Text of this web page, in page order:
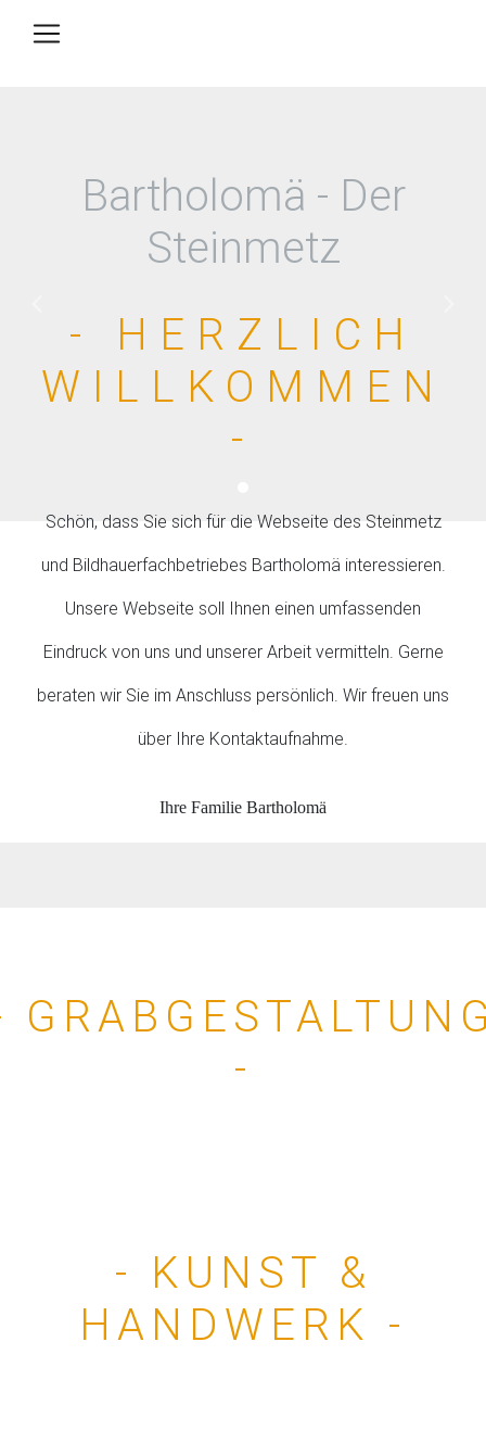
Bartholomä - Der
Steinmetz
- HERZLICH
WILLKOMMEN
-
Schön, dass Sie sich für die Webseite des Steinmetz
und Bildhauerfachbetriebes Bartholomä interessieren.
Unsere Webseite soll Ihnen einen umfassenden
Eindruck von uns und unserer Arbeit vermitteln. Gerne
beraten wir Sie im Anschluss persönlich. Wir freuen uns
über Ihre Kontaktaufnahme.
Ihre Familie Bartholomä
-
- KUNST &
HANDWERK -